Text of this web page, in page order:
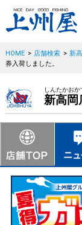
HOME > 店舗検索 > 新
券入荷しました。
しんたかおか
新高岡